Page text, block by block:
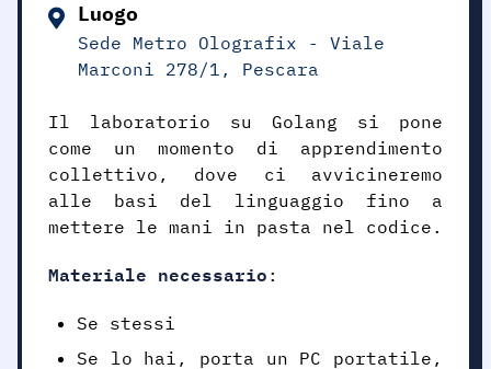
Luogo
Sede Metro Olografix - Viale
Marconi 278/1, Pescara
Il laboratorio su Golang si pone
come un momento di apprendimento
collettivo, dove ci avvicineremo
alle basi del linguaggio fino a
mettere le mani in pasta nel codice.
Materiale necessario :
Se stessi
Se lo hai, porta un PC portatile,